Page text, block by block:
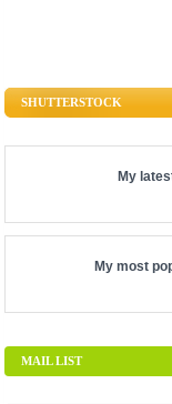
SHUTTERSTOCK
My
My most
MAIL LIST